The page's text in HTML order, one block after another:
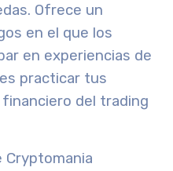
Ofrece un
en el que los
en experiencias de
practicar tus
del trading
Cryptomania